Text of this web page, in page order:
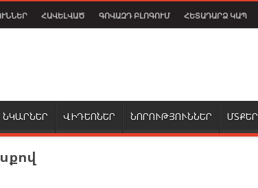
ՀԱՎԵԼՎԱԾ ԳՈՎԱԶԴ ԲԼՈԳՈՒՄ ՀԵՏԱԴԱՐՁ ԿԱՊ
ՆԿԱՐՆԵՐ ՎԻԴԵՈՆԵՐ ՆՈՐՈՒԹՅՈՒՆՆԵՐ ՄՏՔԵՐ